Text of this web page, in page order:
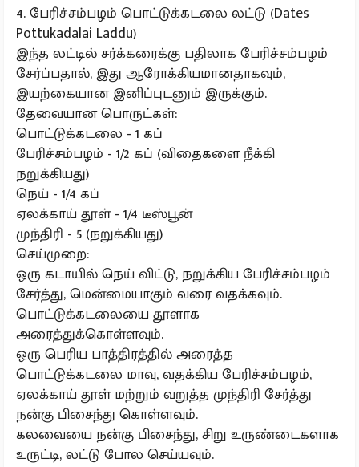
4. பேரிச்சம்பழம் பொட்டுக்கடலை லட்டு (Dates
Pottukadalai Laddu)
இந்த லட்டில் சர்க்கரைக்கு பதிலாக பேரிச்சம்பழம்
சேர்ப்பதால், இது ஆரோக்கியமானதாகவும்,
இயற்கையான இனிப்புடனும் இருக்கும்.
தேவையான பொருட்கள்:
பொட்டுக்கடலை - 1 கப்
பேரிச்சம்பழம் - 1/2 கப் (விதைகளை நீக்கி
நறுக்கியது)
நெய் - 1/4 கப்
ஏலக்காய் தூள் - 1/4 டீஸ்பூன்
முந்திரி - 5 (நறுக்கியது)
செய்முறை:
ஒரு கடாயில் நெய் விட்டு, நறுக்கிய பேரிச்சம்பழம்
சேர்த்து, மென்மையாகும் வரை வதக்கவும்.
பொட்டுக்கடலையை தூளாக
அரைத்துக்கொள்ளவும்.
ஒரு பெரிய பாத்திரத்தில் அரைத்த
பொட்டுக்கடலை மாவு, வதக்கிய பேரிச்சம்பழம்,
ஏலக்காய் தூள் மற்றும் வறுத்த முந்திரி சேர்த்து
நன்கு பிசைந்து கொள்ளவும்.
கலவையை நன்கு பிசைந்து, சிறு உருண்டைகளாக
உருட்டி, லட்டு போல செய்யவும்.